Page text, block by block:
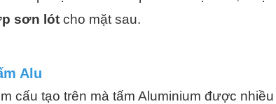
sơn lót cho mặt sau.
Alu
cấu tạo trên mà tấm Aluminium được